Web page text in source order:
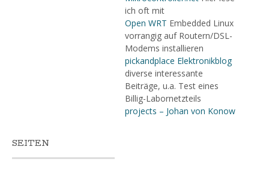
ich oft mit
Open WRT Embedded Linux
vorrangig auf Routern/DSL-
Modems installieren
pickandplace Elektronikblog
diverse interessante
Beiträge, u.a. Test eines
Billig-Labornetzteils
projects – Johan von Konow
SEITEN